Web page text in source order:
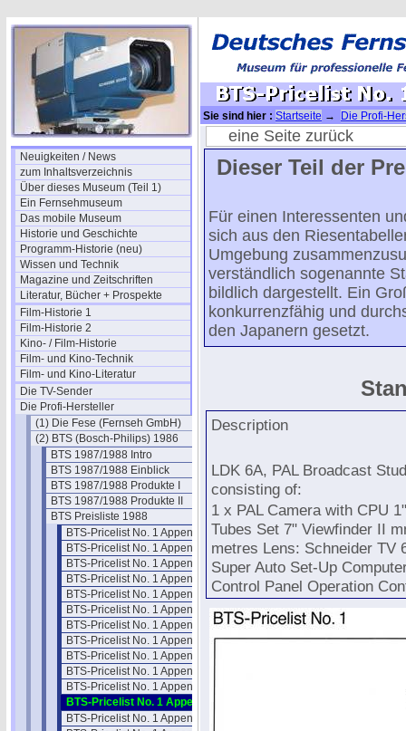
Neuigkeiten / News
zum Inhaltsverzeichnis
Über dieses Museum (Teil 1)
Ein Fernsehmuseum
Das mobile Museum
Historie und Geschichte
Programm-Historie (neu)
Wissen und Technik
Magazine und Zeitschriften
Literatur, Bücher + Prospekte
Film-Historie 1
Film-Historie 2
Kino- / Film-Historie
Film- und Kino-Technik
Film- und Kino-Literatur
Die TV-Sender
Die Profi-Hersteller
(1) Die Fese (Fernseh GmbH)
(2) BTS (Bosch-Philips) 1986
BTS 1987/1988 Intro
BTS 1987/1988 Einblick
BTS 1987/1988 Produkte I
BTS 1987/1988 Produkte II
BTS Preisliste 1988
BTS-Pricelist No. 1 Appendix: BA01
BTS-Pricelist No. 1 Appendix: BA05
BTS-Pricelist No. 1 Appendix: BA08
BTS-Pricelist No. 1 Appendix: BA10
BTS-Pricelist No. 1 Appendix: BA11
BTS-Pricelist No. 1 Appendix: BA12
BTS-Pricelist No. 1 Appendix: GA01
BTS-Pricelist No. 1 Appendix: KA04
BTS-Pricelist No. 1 Appendix: KA06
BTS-Pricelist No. 1 Appendix: KA10
BTS-Pricelist No. 1 Appendix: KA11
BTS-Pricelist No. 1 Appendix: KA12
BTS-Pricelist No. 1 Appendix: KA 13
Sie sind hier : Startseite →
Die Profi-
BTS-Pricelist No. 1 Appendix: KA12
eine Seite zurück
Dieser Teil der
Für einen Interessenten
sich aus den
Umgebung
verständlich sogenannte
bildlich dargestellt. Ein
konkurrenzfähig und
den Japanern gesetzt.
Description
LDK 6A, PAL Broadcast
consisting of:
1 x PAL Camera with CPU
Tubes Set 7" Viewfinder II
metres Lens: Schneider TV
Super Auto Set-Up
Control Panel Operation